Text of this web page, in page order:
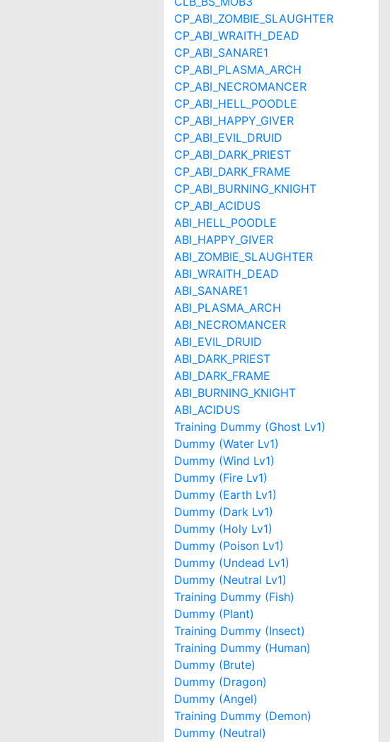
CP_ABI_ZOMBIE_SLAUGHTER
CP_ABI_WRAITH_DEAD
CP_ABI_SANARE1
CP_ABI_PLASMA_ARCH
CP_ABI_NECROMANCER
CP_ABI_HELL_POODLE
CP_ABI_HAPPY_GIVER
CP_ABI_EVIL_DRUID
CP_ABI_DARK_PRIEST
CP_ABI_DARK_FRAME
CP_ABI_BURNING_KNIGHT
CP_ABI_ACIDUS
ABI_HELL_POODLE
ABI_HAPPY_GIVER
ABI_ZOMBIE_SLAUGHTER
ABI_WRAITH_DEAD
ABI_SANARE1
ABI_PLASMA_ARCH
ABI_NECROMANCER
ABI_EVIL_DRUID
ABI_DARK_PRIEST
ABI_DARK_FRAME
ABI_BURNING_KNIGHT
ABI_ACIDUS
Training Dummy (Ghost Lv1)
Dummy (Water Lv1)
Dummy (Wind Lv1)
Dummy (Fire Lv1)
Dummy (Earth Lv1)
Dummy (Dark Lv1)
Dummy (Holy Lv1)
Dummy (Poison Lv1)
Dummy (Undead Lv1)
Dummy (Neutral Lv1)
Training Dummy (Fish)
Dummy (Plant)
Training Dummy (Insect)
Training Dummy (Human)
Dummy (Brute)
Dummy (Dragon)
Dummy (Angel)
Training Dummy (Demon)
Dummy (Neutral)